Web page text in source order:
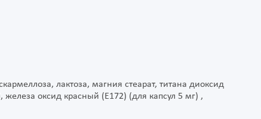
лактоза, магния стеарат, титана диоксид
оксид красный (Е172) (для капсул 5 мг) ,